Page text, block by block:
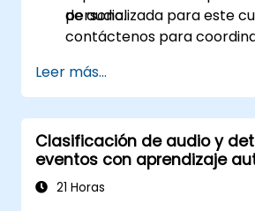
de audio.
personalizada para este
contáctenos para
Leer más...
Clasificación de audio y
eventos con aprendizaje
21 Horas